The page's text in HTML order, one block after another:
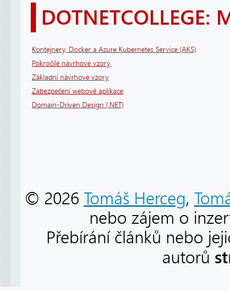
DOTNETCOLLEGE:
Kontejnery, Docker a Azure Kubernetes Service (AKS)
Pokročilé návrhové vzory
Základní návrhové vzory
Zabezpečení webové aplikace
Domain-Driven Design (.NET)
© 2026 Tomáš Herceg,
nebo zájem o
Přebírání článků nebo
autorů